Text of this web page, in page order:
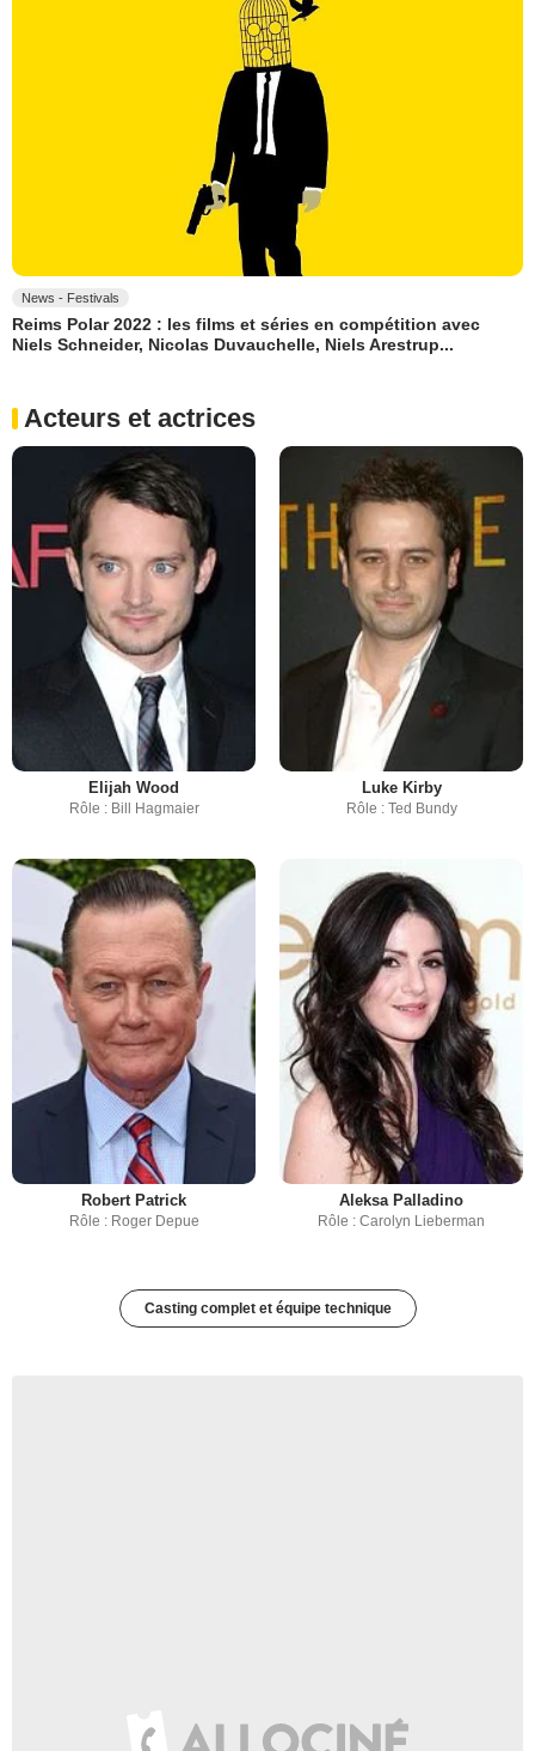
News - Festivals
Reims Polar 2022 : les films et séries en compétition avec
Niels Schneider, Nicolas Duvauchelle, Niels Arestrup...
Acteurs et actrices
Elijah Wood
Rôle : Bill Hagmaier
Luke Kirby
Rôle : Ted Bundy
Robert Patrick
Rôle : Roger Depue
Aleksa Palladino
Rôle : Carolyn Lieberman
Casting complet et équipe technique